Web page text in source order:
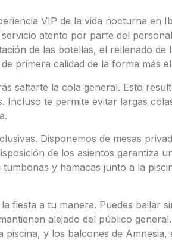
VIP de la vida nocturna en
atento por parte del
de las botellas, el rellenado de
primera calidad de la forma más
saltarte la cola general. Esto
Incluso te permite evitar largas
Disponemos de mesas
de los asientos garantiza
y hamacas junto a la
fiesta a tu manera. Puedes bailar
alejado del público
y los balcones de Amnesia,